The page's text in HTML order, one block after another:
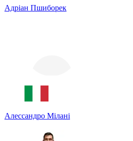
Адріан Пшиборек
Алессандро Мілані